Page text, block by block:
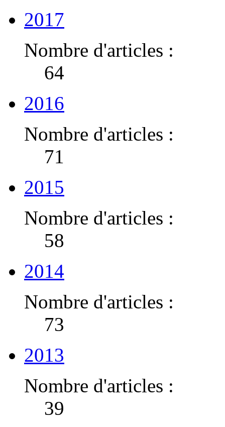
2017
Nombre d'articles :
64
2016
Nombre d'articles :
71
2015
Nombre d'articles :
58
2014
Nombre d'articles :
73
2013
Nombre d'articles :
39